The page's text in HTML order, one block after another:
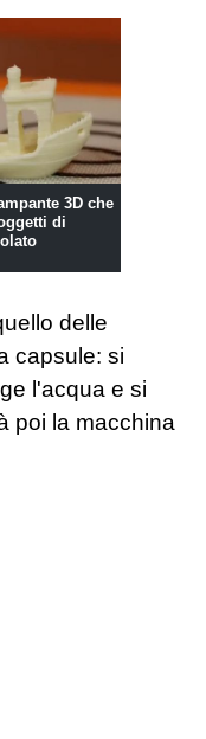
3D che
di
delle
capsule: si
l'acqua e si
poi la macchina